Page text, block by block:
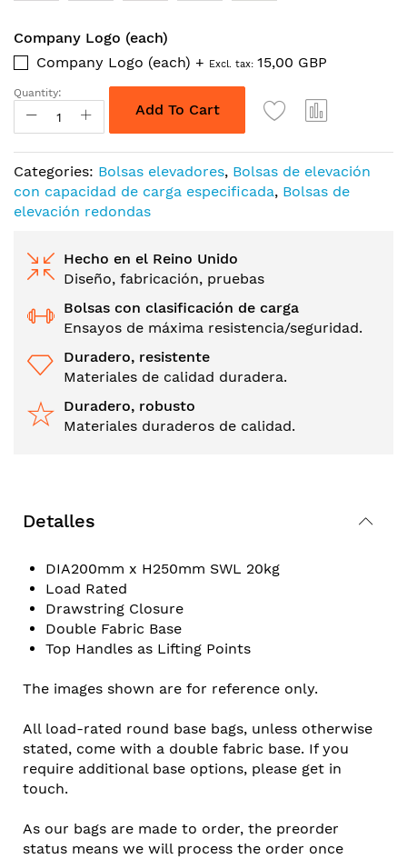
Company Logo (each)
Company Logo (each) + 15,00 GBP
Quantity:
Add To Cart
Categories: Bolsas elevadores, Bolsas de elevación
con capacidad de carga especificada, Bolsas de
elevación redondas
Hecho en el Reino Unido
Diseño, fabricación, pruebas
Bolsas con clasificación de carga
Ensayos de máxima resistencia/seguridad.
Duradero, resistente
Materiales de calidad duradera.
Duradero, robusto
Materiales duraderos de calidad.
Detalles
DIA200mm x H250mm SWL 20kg
Load Rated
Drawstring Closure
Double Fabric Base
Top Handles as Lifting Points
The images shown are for reference only.
All load-rated round base bags, unless otherwise
stated, come with a double fabric base. If you
require additional base options, please get in
touch.
As our bags are made to order, the preorder
status means we will process the order once